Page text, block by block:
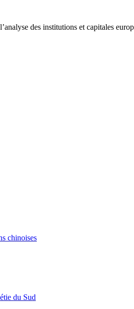
des institutions et capitales
chinoises
du Sud